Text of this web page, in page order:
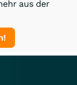
aus der